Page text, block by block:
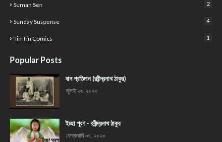
Suman Sen 2
Sunday Suspense 4
Tin Tin Comics 1
Popular Posts
দান প্রতিদান (রবীন্দ্রনাথ ঠাকুর)
জুলাই ২৬, ২০২০
ইচ্ছা পূরণ - রবীন্দ্রনাথ ঠাকুর
ফেব্রুয়ারি ০৩, ২০২০